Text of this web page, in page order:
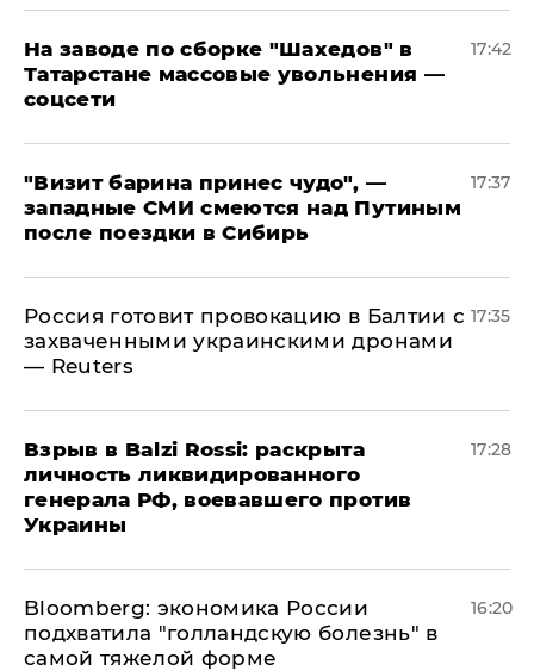
На заводе по сборке "Шахедов" в
Татарстане массовые увольнения —
соцсети
17:42
"Визит барина принес чудо", —
западные СМИ смеются над Путиным
после поездки в Сибирь
17:37
​Россия готовит провокацию в Балтии с
захваченными украинскими дронами
— Reuters
17:35
​Взрыв в Balzi Rossi: раскрыта
личность ликвидированного
генерала РФ, воевавшего против
Украины
17:28
Bloomberg: экономика России
подхватила "голландскую болезнь" в
самой тяжелой форме
16:20